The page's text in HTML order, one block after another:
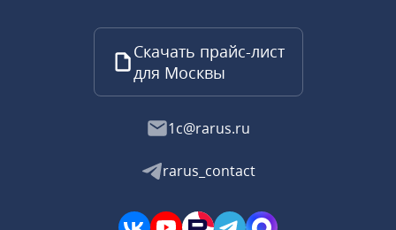
Скачать прайс-лист
для Москвы
1c@rarus.ru
rarus_contact